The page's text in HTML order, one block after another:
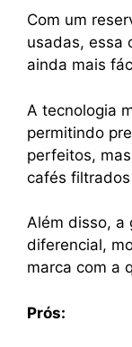
Com um
usadas, essa
ainda mais
A tecnologia
permitindo
perfeitos,
cafés
Além disso, a
diferencial,
marca com a
Prós: